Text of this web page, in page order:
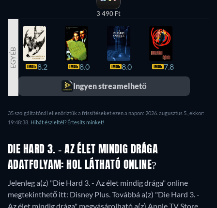
3 490 Ft
EGYÉB 8.2 8.0 8.0 7.8
Ingyen streamelhető
35 szolgáltatónál ellenőriztük a frissítéseket ezen a napon: 2026. augusztus 5., ekkor:
19:48:38. Hibát észleltél? Értesíts minket!
DIE HARD 3. - AZ ÉLET MINDIG DRÁGA
ADATFOLYAM: HOL LÁTHATÓ ONLINE?
Jelenleg a(z) "Die Hard 3. - Az élet mindig drága" online
megtekinthető itt: Disney Plus. Továbbá a(z) "Die Hard 3. -
Az élet mindig drága" megvásárolható a(z) Apple TV Store